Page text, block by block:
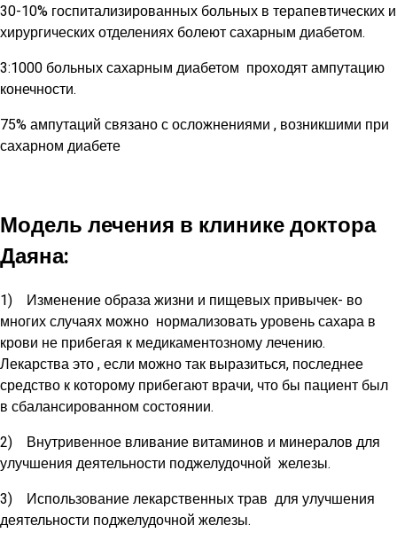
30-10% госпитализированных больных в терапевтических и
хирургических отделениях болеют сахарным диабетом.
3:1000 больных сахарным диабетом проходят ампутацию
конечности.
75% ампутаций связано с осложнениями , возникшими при
сахарном диабете
Модель лечения в клинике доктора
Даяна:
1) Изменение образа жизни и пищевых привычек- во
многих случаях можно нормализовать уровень сахара в
крови не прибегая к медикаментозному лечению.
Лекарства это , если можно так выразиться, последнее
средство к которому прибегают врачи, что бы пациент был
в сбалансированном состоянии.
2) Внутривенное вливание витаминов и минералов для
улучшения деятельности поджелудочной железы.
3) Использование лекарственных трав для улучшения
деятельности поджелудочной железы.